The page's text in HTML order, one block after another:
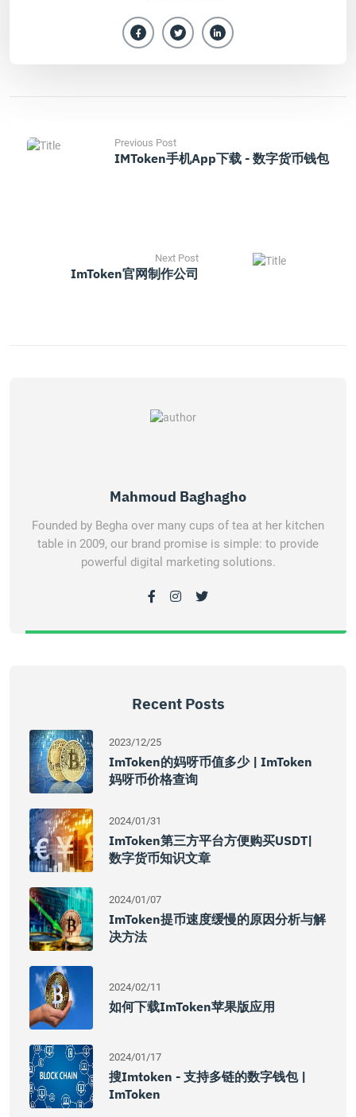
Previous Post
IMToken手机App下载 - 数字货币钱包
Next Post
ImToken官网制作公司
Mahmoud Baghagho
Founded by Begha over many cups of tea at her kitchen
table in 2009, our brand promise is simple: to provide
powerful digital marketing solutions.
Recent Posts
2023/12/25
ImToken的妈呀币值多少 | ImToken
妈呀币价格查询
2024/01/31
ImToken第三方平台方便购买USDT|
数字货币知识文章
2024/01/07
ImToken提币速度缓慢的原因分析与解
决方法
2024/02/11
如何下载imToken苹果版应用
2024/01/17
搜imtoken - 支持多链的数字钱包 |
ImToken